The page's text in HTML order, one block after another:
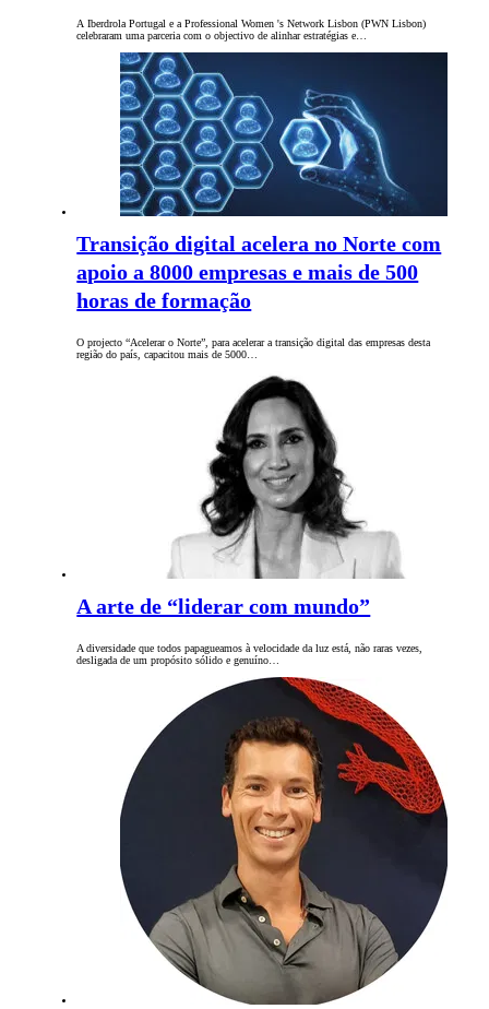
A Iberdrola Portugal e a Professional Women 's Network Lisbon (PWN Lisbon)
celebraram uma parceria com o objectivo de alinhar estratégias e…
Transição digital acelera no Norte com
apoio a 8000 empresas e mais de 500
horas de formação
O projecto “Acelerar o Norte”, para acelerar a transição digital das empresas desta
região do país, capacitou mais de 5000…
A arte de “liderar com mundo”
A diversidade que todos papagueamos à velocidade da luz está, não raras vezes,
desligada de um propósito sólido e genuíno…